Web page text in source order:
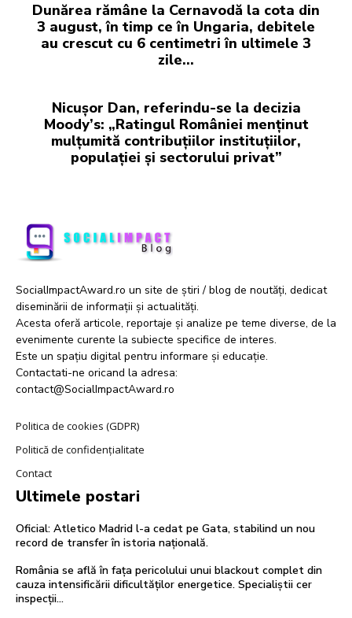
Dunărea rămâne la Cernavodă la cota din
3 august, în timp ce în Ungaria, debitele
au crescut cu 6 centimetri în ultimele 3
zile...
Nicușor Dan, referindu-se la decizia
Moody’s: „Ratingul României menținut
mulțumită contribuțiilor instituțiilor,
populației și sectorului privat”
SocialImpactAward.ro un site de știri / blog de noutăți, dedicat
diseminării de informații și actualități.
Acesta oferă articole, reportaje și analize pe teme diverse, de la
evenimente curente la subiecte specifice de interes.
Este un spațiu digital pentru informare și educație.
Contactati-ne oricand la adresa:
contact@SocialImpactAward.ro
Politica de cookies (GDPR)
Politică de confidențialitate
Contact
Ultimele postari
Oficial: Atletico Madrid l-a cedat pe Gata, stabilind un nou
record de transfer în istoria națională.
România se află în fața pericolului unui blackout complet din
cauza intensificării dificultăților energetice. Specialiștii cer
inspecții…